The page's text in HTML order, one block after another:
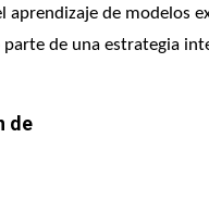
aprendizaje de modelos
parte de una estrategia
de